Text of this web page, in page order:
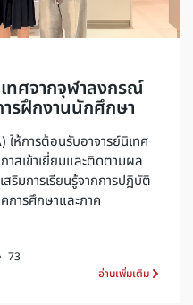
ทศจากจุฬาลงกรณ์
รฝึกงานนักศึกษา
ห้การต้อนรับอาจารย์นิเทศ
สเข้าเยี่ยมและติดตามผล
ริมการเรียนรู้จากการปฏิบัติ
การศึกษาและภาค
73
อ่านเพิ่มเติม